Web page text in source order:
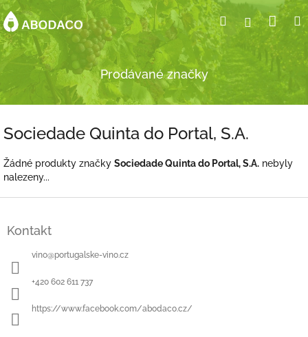
Přejít
na
obsah
HledatPřihlášení
Prodávané značky
Sociedade Quinta do Portal, S.A.
Žádné produkty značky Sociedade Quinta do Portal, S.A. nebyly
nalezeny...
Kontakt
vino@portugalske-vino.cz
+420 602 611 737
https://www.facebook.com/abodaco.cz/